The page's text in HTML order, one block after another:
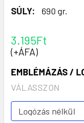
SÚLY:
690 gr.
3.195Ft
(+ÁFA)
EMBLÉMÁZÁS /
VÁLASSZON